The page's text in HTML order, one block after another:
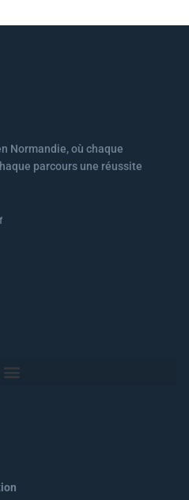
Normandie, où chaque
parcours une réussite